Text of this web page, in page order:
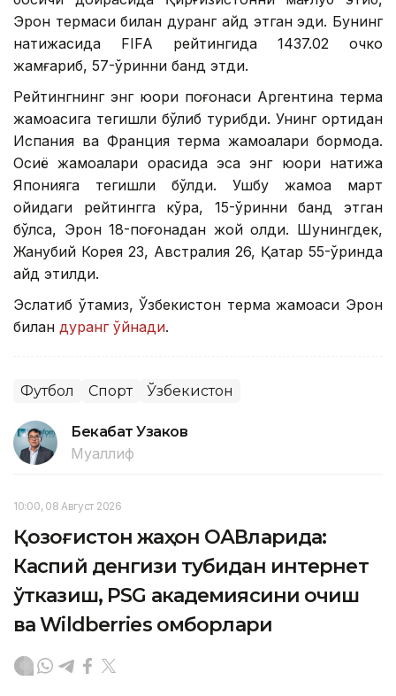
Эрон термаси билан дуранг қайд этган эди. Бунинг
натижасида FIFA рейтингида 1437.02 очко
жамғариб, 57-ўринни банд этди.
Рейтингнинг энг юқори поғонаси Аргентина терма
жамоасига тегишли бўлиб турибди. Унинг ортидан
Испания ва Франция терма жамоалари бормоқда.
Осиё жамоалари орасида эса энг юқори натижа
Японияга тегишли бўлди. Ушбу жамоа март
ойидаги рейтингга кўра, 15-ўринни банд этган
бўлса, Эрон 18-поғонадан жой олди. Шунингдек,
Жанубий Корея 23, Австралия 26, Қатар 55-ўринда
қайд этилди.
Эслатиб ўтамиз, Ўзбекистон терма жамоаси Эрон
билан дуранг ўйнади.
Футбол Спорт Ўзбекистон
Бекабат Узаков
Муаллиф
10:00, 08 Август 2026
Қозоғистон жаҳон ОАВларида:
Каспий денгизи тубидан интернет
ўтказиш, PSG академиясини очиш
ва Wildberries омборлари